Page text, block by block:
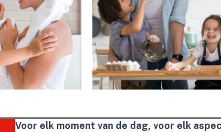
Voor elk moment van de dag, voor elk